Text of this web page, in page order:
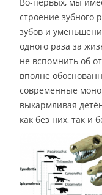
строение зубного
зубов и
одного раза за
не вспомнить об
вполне
современные
выкармливая
как без них, так и